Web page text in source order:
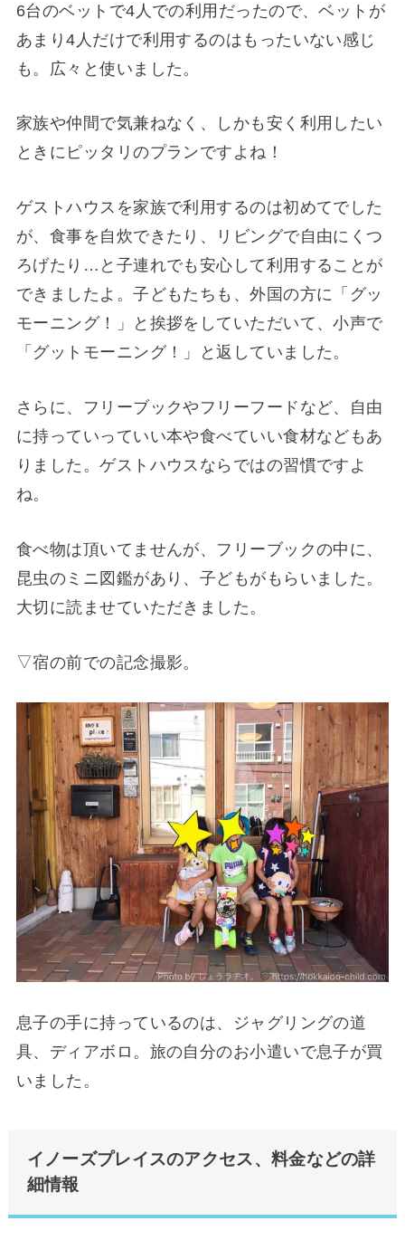
6台のベットで4人での利用だったので、ベットが
あまり4人だけで利用するのはもったいない感じ
も。広々と使いました。
家族や仲間で気兼ねなく、しかも安く利用したい
ときにピッタリのプランですよね！
ゲストハウスを家族で利用するのは初めてでした
が、食事を自炊できたり、リビングで自由にくつ
ろげたり…と子連れでも安心して利用することが
できましたよ。子どもたちも、外国の方に「グッ
モーニング！」と挨拶をしていただいて、小声で
「グットモーニング！」と返していました。
さらに、フリーブックやフリーフードなど、自由
に持っていっていい本や食べていい食材などもあ
りました。ゲストハウスならではの習慣ですよ
ね。
食べ物は頂いてませんが、フリーブックの中に、
昆虫のミニ図鑑があり、子どもがもらいました。
大切に読ませていただきました。
▽宿の前での記念撮影。
息子の手に持っているのは、ジャグリングの道
具、ディアボロ。旅の自分のお小遣いで息子が買
いました。
イノーズプレイスのアクセス、料金などの詳
細情報